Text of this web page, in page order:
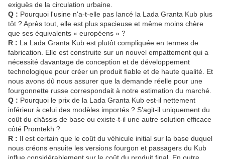
exiguës de la circulation urbaine.
Q : Pourquoi l'usine n'a-t-elle pas lancé la Lada Granta Kub plus
tôt ? Après tout, elle est plus spacieuse et même moins chère
que ses équivalents « européens » ?
R : La Lada Granta Kub est plutôt compliquée en termes de
fabrication. Elle est construite sur un nouvel empattement qui a
nécessité davantage de conception et de développement
technologique pour créer un produit fiable et de haute qualité. Et
nous avons dû nous assurer que la demande réelle pour une
fourgonnette russe correspondait à notre estimation du marché.
Q : Pourquoi le prix de la Lada Granta Kub est-il nettement
inférieur à celui des modèles importés ? S'agit-il uniquement du
coût du châssis de base ou existe-t-il une autre solution efficace
côté Promtekh ?
R : Il est certain que le coût du véhicule initial sur la base duquel
nous créons ensuite les versions fourgon et passagers du Kub